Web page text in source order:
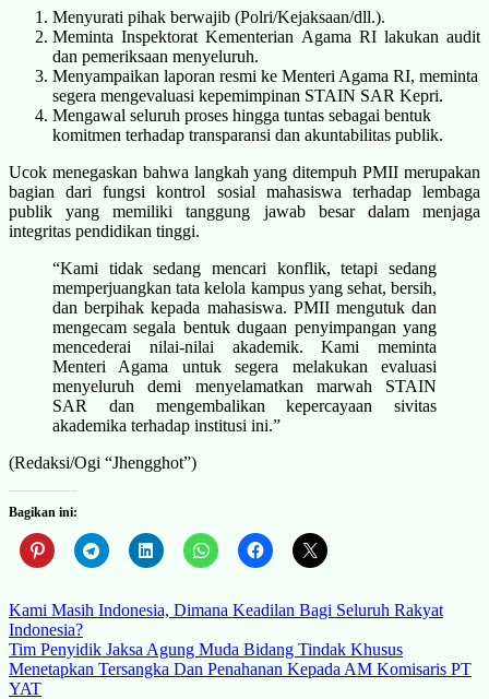
Menyurati pihak berwajib (Polri/Kejaksaan/dll.).
Meminta Inspektorat Kementerian Agama RI lakukan audit
dan pemeriksaan menyeluruh.
Menyampaikan laporan resmi ke Menteri Agama RI, meminta
segera mengevaluasi kepemimpinan STAIN SAR Kepri.
Mengawal seluruh proses hingga tuntas sebagai bentuk
komitmen terhadap transparansi dan akuntabilitas publik.
Ucok menegaskan bahwa langkah yang ditempuh PMII merupakan
bagian dari fungsi kontrol sosial mahasiswa terhadap lembaga
publik yang memiliki tanggung jawab besar dalam menjaga
integritas pendidikan tinggi.
“Kami tidak sedang mencari konflik, tetapi sedang
memperjuangkan tata kelola kampus yang sehat, bersih,
dan berpihak kepada mahasiswa. PMII mengutuk dan
mengecam segala bentuk dugaan penyimpangan yang
mencederai nilai-nilai akademik. Kami meminta
Menteri Agama untuk segera melakukan evaluasi
menyeluruh demi menyelamatkan marwah STAIN
SAR dan mengembalikan kepercayaan sivitas
akademika terhadap institusi ini.”
(Redaksi/Ogi “Jhengghot”)
Bagikan ini:
Navigasi
pos
Kami Masih Indonesia, Dimana Keadilan Bagi Seluruh Rakyat
Indonesia?
Tim Penyidik Jaksa Agung Muda Bidang Tindak Khusus
Menetapkan Tersangka Dan Penahanan Kepada AM Komisaris PT
YAT